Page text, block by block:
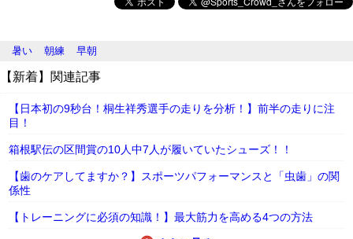
暑い 朝練 早朝
【新着】関連記事
【日本初の9秒台！桐生祥秀選手の走りを分析！】前半の走りに注
目！
箱根駅伝の区間賞の10人中7人が履いていたシューズ！！
【歯のケアしてますか？】スポーツパフォーマンスと「虫歯」の関
係性
【トレーニングに必須の知識！】最大筋力を高める4つの方法